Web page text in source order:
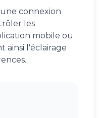
connexion
les
mobile ou
ainsi l'éclairage